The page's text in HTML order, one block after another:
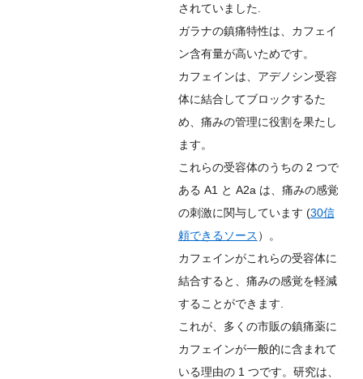
されていました.
ガラナの鎮痛特性は、カフェイ
ン含有量が高いためです。
カフェインは、アデノシン受容
体に結合してブロックするた
め、痛みの管理に役割を果たし
ます。
これらの受容体のうちの 2 つで
ある A1 と A2a は、痛みの感覚
の刺激に関与しています (30信
頼できるソース ）。
カフェインがこれらの受容体に
結合すると、痛みの感覚を軽減
することができます.
これが、多くの市販の鎮痛薬に
カフェインが一般的に含まれて
いる理由の 1 つです。研究は、